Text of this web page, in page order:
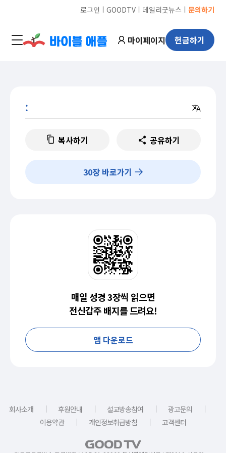
로그인 ㅣ GOODTVㅣ 데일리굿뉴스 ㅣ 문의하기
마이페이지 헌금하기
:
복사하기 공유하기
30장 바로가기
매일 성경 3장씩 읽으면
전신갑주 배지를 드려요!
앱 다운로드
회사소개 ｜ 후원안내 ｜ 설교방송참여 ｜ 광고문의
｜
이용약관
｜ 개인정보취급방침 ｜ 고객센터